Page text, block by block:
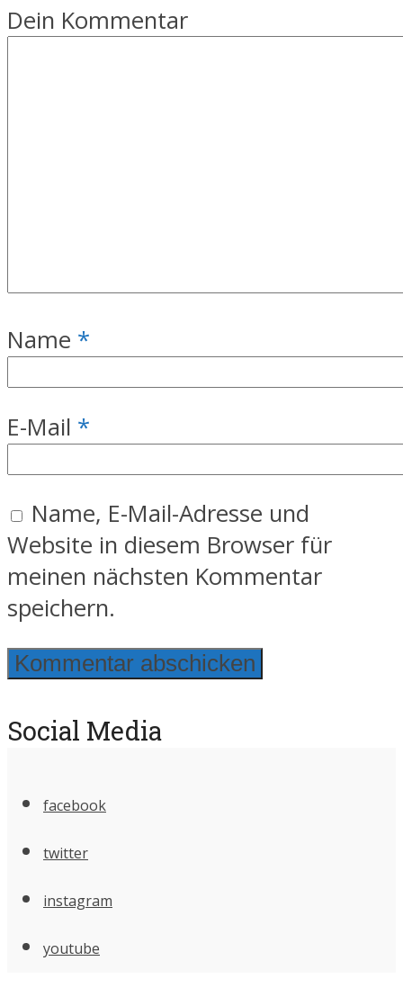
Dein Kommentar
Name *
E-Mail *
Name, E-Mail-Adresse und
Website in diesem Browser für
meinen nächsten Kommentar
speichern.
Social Media
facebook
twitter
instagram
youtube